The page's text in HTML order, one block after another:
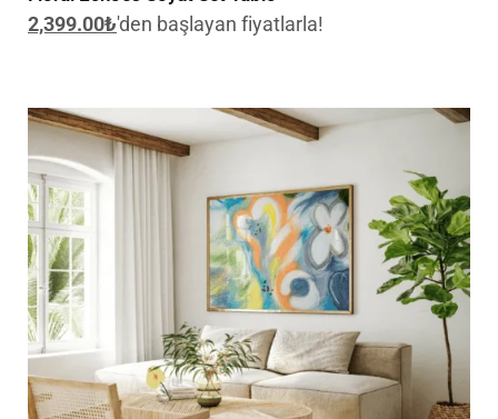
2,399.00₺'den başlayan fiyatlarla!